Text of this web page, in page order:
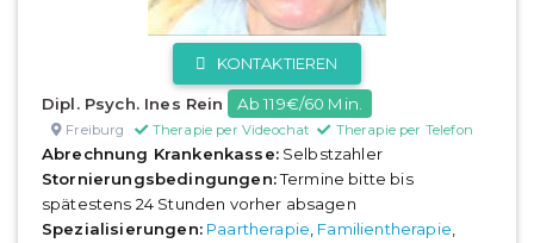
KONTAKTIEREN
Dipl. Psych. Ines Rein Ab 119€/60 Min.
Freiburg Therapie per Videochat Therapie per Telefon
Abrechnung Krankenkasse:Selbstzahler
Stornierungsbedingungen:Termine bitte bis
spätestens 24 Stunden vorher absagen
Spezialisierungen: Paartherapie Familientherapie